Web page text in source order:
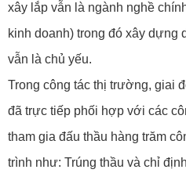
xây lắp vẫn là ngành nghề
kinh doanh) trong đó xây dựng
vẫn là chủ yếu.
Trong công tác thị trường, giai
đã trực tiếp phối hợp với các
tham gia đấu thầu hàng trăm
trình như: Trúng thầu và chỉ